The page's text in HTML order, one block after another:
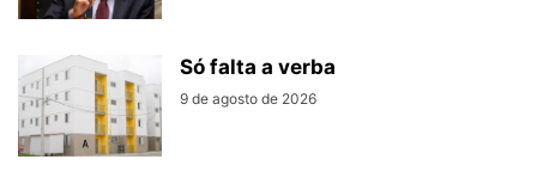
Só falta a verba
9 de agosto de 2026